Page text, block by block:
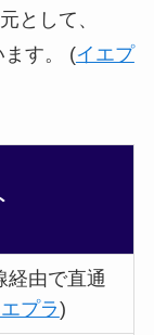
として、
ます。 (イエプ
経由で直通
プラ)